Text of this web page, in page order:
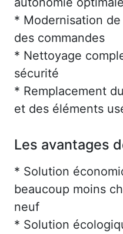
* Modernisation
des commandes
* Nettoyage
sécurité
* Remplacement
et des éléments
Les avantages
* Solution
beaucoup moins
neuf
* Solution